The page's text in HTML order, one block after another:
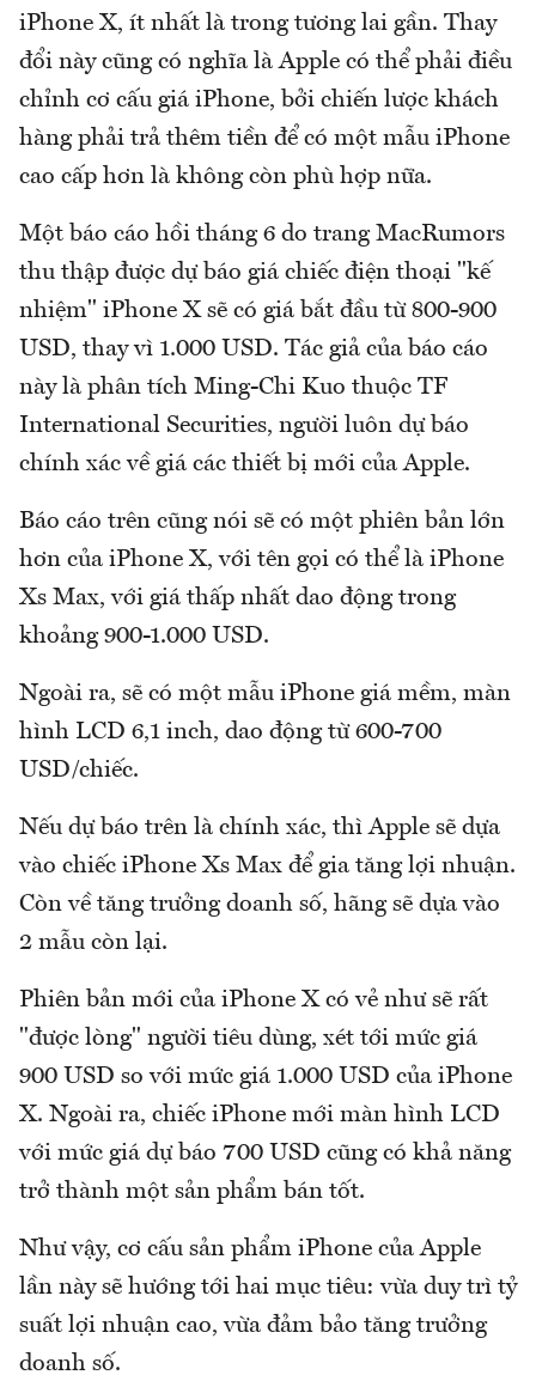
iPhone X, ít nhất là trong tương lai gần. Thay
đổi này cũng có nghĩa là Apple có thể phải điều
chỉnh cơ cấu giá iPhone, bởi chiến lược khách
hàng phải trả thêm tiền để có một mẫu iPhone
cao cấp hơn là không còn phù hợp nữa.
Một báo cáo hồi tháng 6 do trang MacRumors
thu thập được dự báo giá chiếc điện thoại "kế
nhiệm" iPhone X sẽ có giá bắt đầu từ 800-900
USD, thay vì 1.000 USD. Tác giả của báo cáo
này là phân tích Ming-Chi Kuo thuộc TF
International Securities, người luôn dự báo
chính xác về giá các thiết bị mới của Apple.
Báo cáo trên cũng nói sẽ có một phiên bản lớn
hơn của iPhone X, với tên gọi có thể là iPhone
Xs Max, với giá thấp nhất dao động trong
khoảng 900-1.000 USD.
Ngoài ra, sẽ có một mẫu iPhone giá mềm, màn
hình LCD 6,1 inch, dao động từ 600-700
USD/chiếc.
Nếu dự báo trên là chính xác, thì Apple sẽ dựa
vào chiếc iPhone Xs Max để gia tăng lợi nhuận.
Còn về tăng trưởng doanh số, hãng sẽ dựa vào
2 mẫu còn lại.
Phiên bản mới của iPhone X có vẻ như sẽ rất
"được lòng" người tiêu dùng, xét tới mức giá
900 USD so với mức giá 1.000 USD của iPhone
X. Ngoài ra, chiếc iPhone mới màn hình LCD
với mức giá dự báo 700 USD cũng có khả năng
trở thành một sản phẩm bán tốt.
Như vậy, cơ cấu sản phẩm iPhone của Apple
lần này sẽ hướng tới hai mục tiêu: vừa duy trì tỷ
suất lợi nhuận cao, vừa đảm bảo tăng trưởng
doanh số.